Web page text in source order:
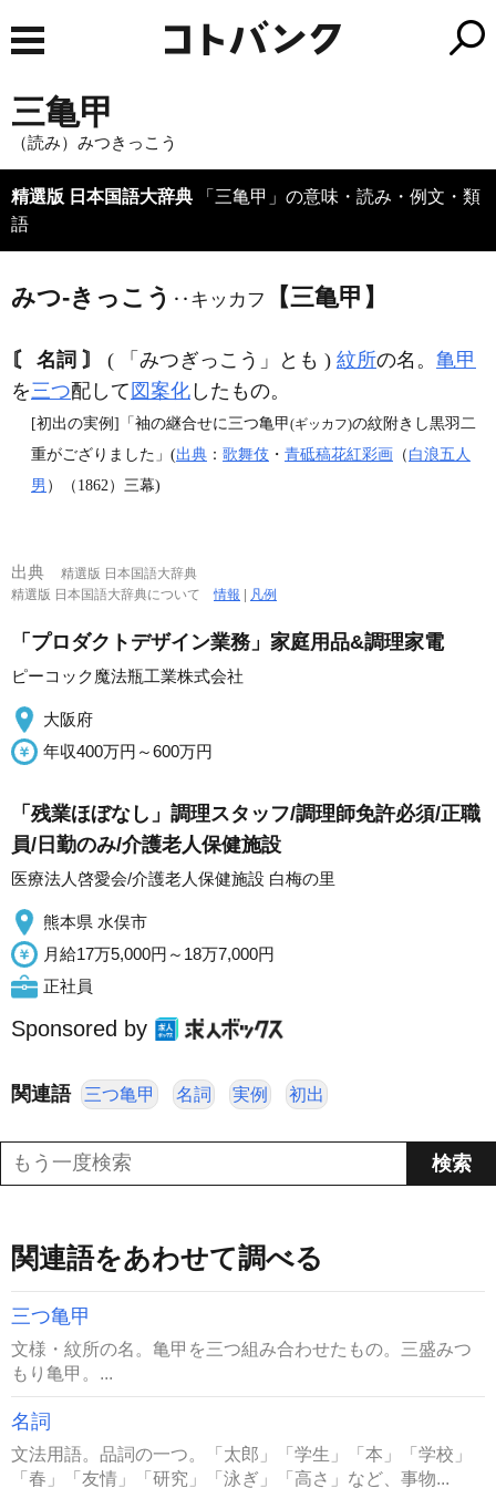
三亀甲
（読み）みつきっこう
精選版 日本国語大辞典 「三亀甲」の意味・読み・例文・類
語
みつ‐きっこう ‥キッカフ 【三亀甲】
〘 名詞 〙 ( 「みつぎっこう」とも ) 紋所の名。 亀甲
を三つ配して 図案化 したもの。
[初出の実例]「袖の継合せに三つ亀甲(ギッカフ)の紋附きし黒羽二
重がござりました」(出典 ： 歌舞伎 ・ 青砥稿花紅彩画 （白浪五人
男 ）（1862）三幕)
出典
精選版 日本国語大辞典
精選版 日本国語大辞典について情報 凡例
「プロダクトデザイン業務」家庭用品&調理家電
ピーコック魔法瓶工業株式会社
大阪府
年収400万円～600万円
「残業ほぼなし」調理スタッフ/調理師免許必須/正職
員/日勤のみ/介護老人保健施設
医療法人啓愛会/介護老人保健施設 白梅の里
熊本県 水俣市
月給17万5,000円～18万7,000円
正社員
Sponsored by
関連語 三つ亀甲 名詞 実例 初出
関連語をあわせて調べる
三つ亀甲
文様・紋所の名。亀甲を三つ組み合わせたもの。三盛みつ
もり亀甲。...
名詞
文法用語。品詞の一つ。「太郎」「学生」「本」「学校」
「春」「友情」「研究」「泳ぎ」「高さ」など、事物...